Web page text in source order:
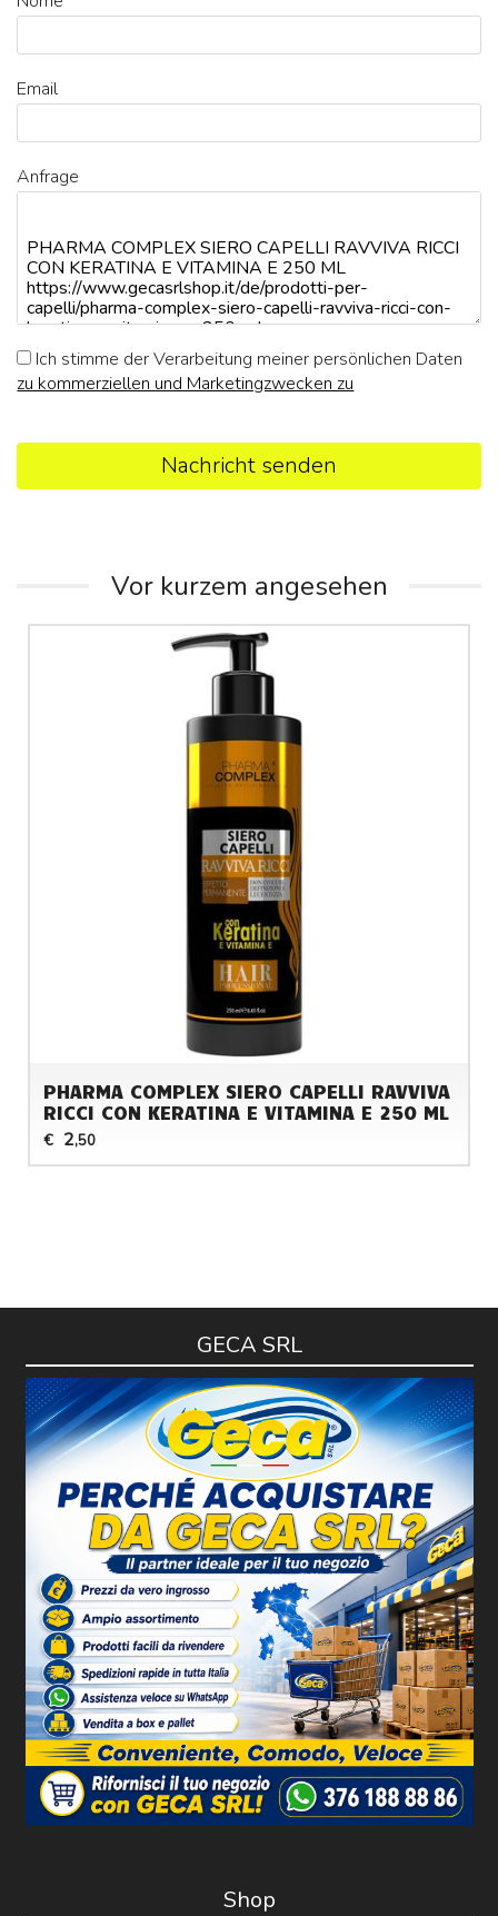
Email
Anfrage
Ich stimme der Verarbeitung meiner persönlichen Daten
zu kommerziellen und Marketingzwecken zu
Nachricht senden
Vor kurzem angesehen
PHARMA COMPLEX SIERO CAPELLI RAVVIVA
RICCI CON KERATINA E VITAMINA E 250 ML
€ 2,50
GECA SRL
Shop